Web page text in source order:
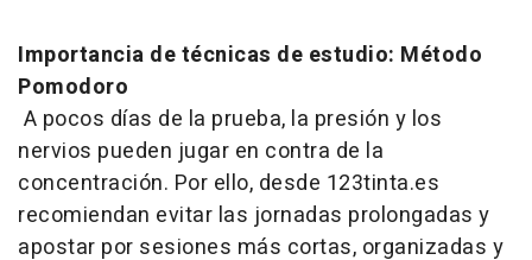
Importancia de técnicas de estudio: Método
Pomodoro
A pocos días de la prueba, la presión y los
nervios pueden jugar en contra de la
concentración. Por ello, desde 123tinta.es
recomiendan evitar las jornadas prolongadas y
apostar por sesiones más cortas, organizadas y